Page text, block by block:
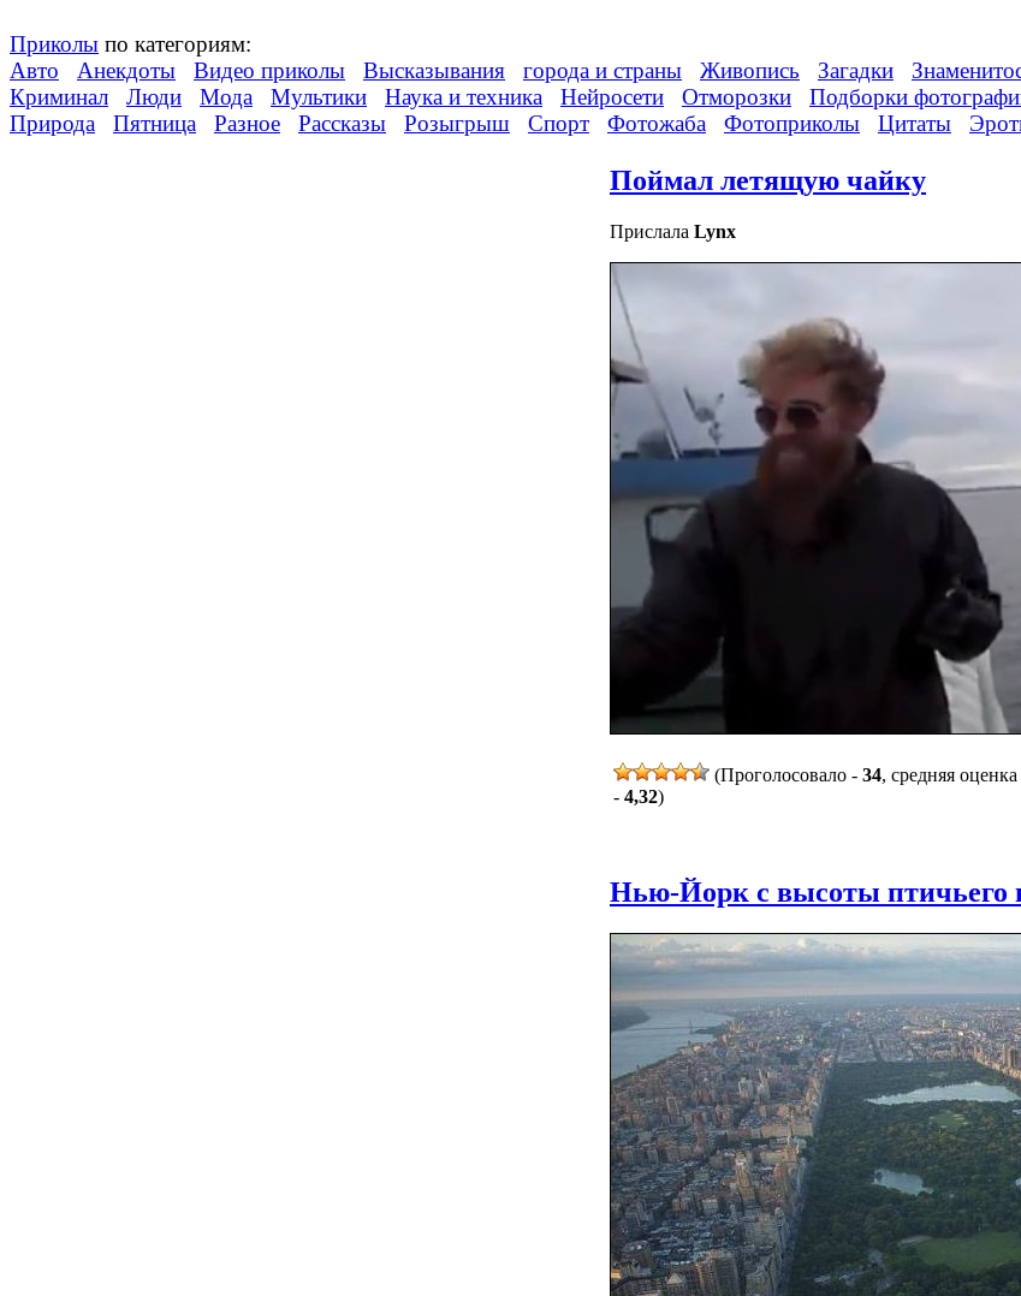
Приколы по категориям:
Авто
Анекдоты Видео приколы Высказывания города и страны Живопись Загадки
Криминал
Люди Мода Мультики Наука и техника Нейросети Отморозки Подборки
Природа
Пятница Разное Рассказы Розыгрыш Спорт Фотожаба Фотоприколы Цитаты
Поймал летящую чайку
Прислала Lynx
(Проголосовало - 34, средняя оценка
- 4,32)
Нью-Йорк с высоты птичьего